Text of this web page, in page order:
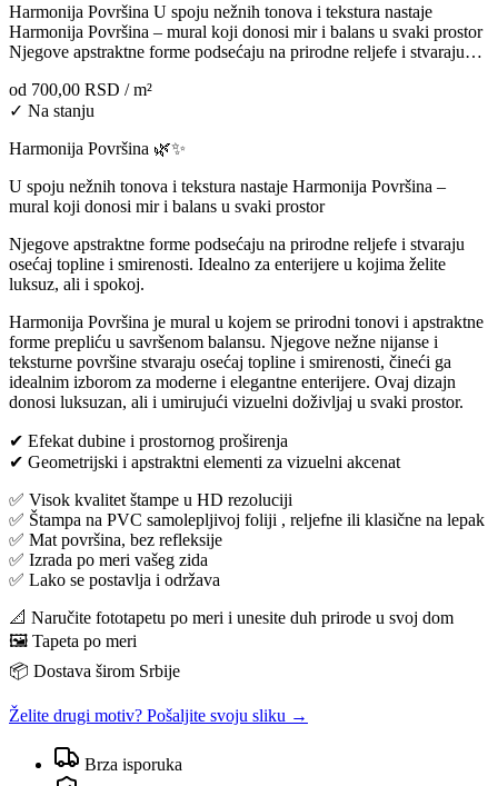
Harmonija Površina U spoju nežnih tonova i tekstura nastaje
Harmonija Površina – mural koji donosi mir i balans u svaki prostor
Njegove apstraktne forme podsećaju na prirodne reljefe i stvaraju…
od 700,00 RSD / m²
✓ Na stanju
Harmonija Površina 🌿✨
U spoju nežnih tonova i tekstura nastaje Harmonija Površina –
mural koji donosi mir i balans u svaki prostor
Njegove apstraktne forme podsećaju na prirodne reljefe i stvaraju
osećaj topline i smirenosti. Idealno za enterijere u kojima želite
luksuz, ali i spokoj.
Harmonija Površina je mural u kojem se prirodni tonovi i apstraktne
forme prepliću u savršenom balansu. Njegove nežne nijanse i
teksturne površine stvaraju osećaj topline i smirenosti, čineći ga
idealnim izborom za moderne i elegantne enterijere. Ovaj dizajn
donosi luksuzan, ali i umirujući vizuelni doživljaj u svaki prostor.
✔ Efekat dubine i prostornog proširenja
✔ Geometrijski i apstraktni elementi za vizuelni akcenat
✅ Visok kvalitet štampe u HD rezoluciji
✅ Štampa na PVC samolepljivoj foliji , reljefne ili klasične na lepak
✅ Mat površina, bez refleksije
✅ Izrada po meri vašeg zida
✅ Lako se postavlja i održava
📐 Naručite fototapetu po meri i unesite duh prirode u svoj dom
🖼️ Tapeta po meri
📦 Dostava širom Srbije
Želite drugi motiv? Pošaljite svoju sliku →
Brza isporuka